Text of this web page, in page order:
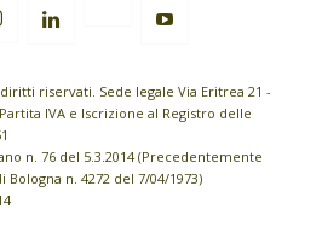
riservati. Sede legale Via Eritrea 21 -
IVA e Iscrizione al Registro delle
n. 76 del 5.3.2014 (Precedentemente
n. 4272 del 7/04/1973)